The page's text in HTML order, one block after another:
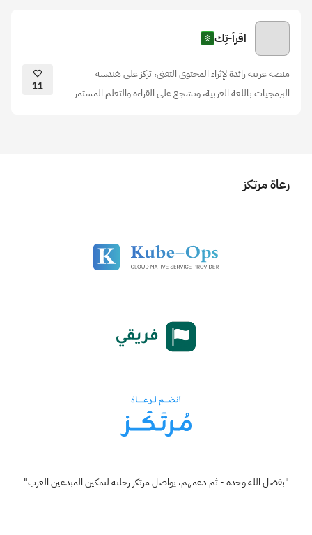
اقرأ-تِك
منصة عربية رائدة لإثراء المحتوى التقني، تركز على هندسة
البرمجيات باللغة العربية، وتشجع على القراءة والتعلم المستمر
11
رعاة مرتكز
"بفضل الله وحده - ثم دعمهم، يواصل مرتكز رحلته لتمكين المبدعين العرب"